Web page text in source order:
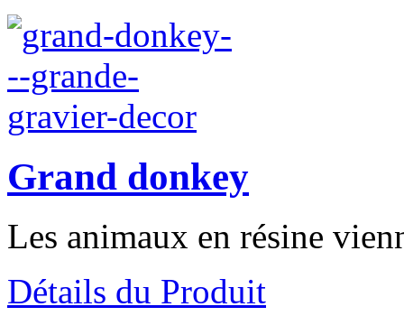
Grand donkey
Les animaux en résine
Détails du Produit